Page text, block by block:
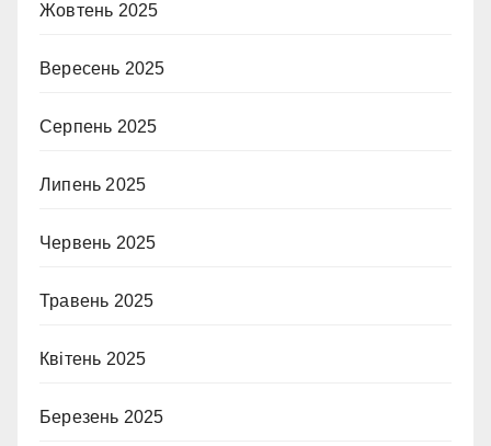
Жовтень 2025
Вересень 2025
Серпень 2025
Липень 2025
Червень 2025
Травень 2025
Квітень 2025
Березень 2025